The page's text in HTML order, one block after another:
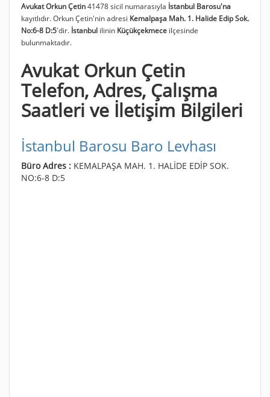
Avukat Orkun Çetin41478 sicil numarasıyla İstanbul Barosu'na
kayıtlıdır. Orkun Çetin'nin adresi Kemalpaşa Mah. 1. Halide Edip Sok.
No:6-8 D:5'dir. İstanbul ilinin Küçükçekmece ilçesinde
bulunmaktadır.
Avukat Orkun Çetin
Telefon, Adres, Çalışma
Saatleri ve İletişim Bilgileri
İstanbul Barosu Baro Levhası
Büro Adres : KEMALPAŞA MAH. 1. HALİDE EDİP SOK.
NO:6-8 D:5